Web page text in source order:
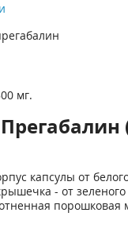
мг.
капсулы от
- от
порошковая